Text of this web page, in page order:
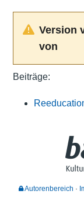
Version
von
Beiträge:
Autorenbereich